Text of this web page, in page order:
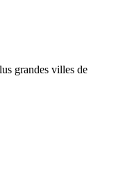
grandes villes de